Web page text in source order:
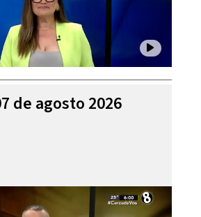
de agosto 2026